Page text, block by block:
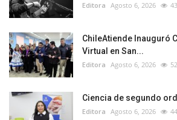
Editora Agosto 6, 2026 43
ChileAtiende Inauguró
Virtual en San...
Editora Agosto 6, 2026 52
Ciencia de segundo
Editora Agosto 6, 2026 44